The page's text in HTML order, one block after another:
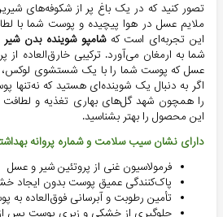
تصور کنید که در یک باغ پر از شکوفه‌های
ملایم عسل در هوا پیچیده و پوست شما با
این تجربه‌ای است کهشامپو شوینده بدن
شما به ارمغان می‌آورد. ترکیبی خارق‌العاده
عسل که پوست شما را با یک شستشوی لوکس،
اگر به دنبال یک شوینده‌ای هستید که نه‌تنها
را همچون شهد گل‌های بهاری تغذیه و لطافت
این محصول را بهتر بشناسید.
دارای نشان سیب سلامت و شماره پروانه
فرمولاسیون غنی از پروتئین شیر و عسل
پاک‌کنندگی عمیق پوست بدون ایجاد
تأمین رطوبت و آبرسانی فوق‌العاده به
جلوگیری از خشکی و زبری پوست پس